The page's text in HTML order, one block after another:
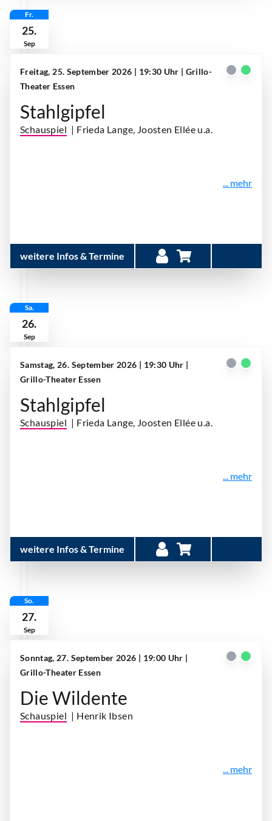
Fr.
25.
Sep
Freitag, 25. September 2026 | 19:30 Uhr | Grillo-
Theater Essen
Stahlgipfel
Schauspiel | Frieda Lange, Joosten Ellée u.a.
... mehr
weitere Infos & Termine
Sa.
26.
Sep
Samstag, 26. September 2026 | 19:30 Uhr |
Grillo-Theater Essen
Stahlgipfel
Schauspiel | Frieda Lange, Joosten Ellée u.a.
... mehr
weitere Infos & Termine
So.
27.
Sep
Sonntag, 27. September 2026 | 19:00 Uhr |
Grillo-Theater Essen
Die Wildente
Schauspiel | Henrik Ibsen
... mehr